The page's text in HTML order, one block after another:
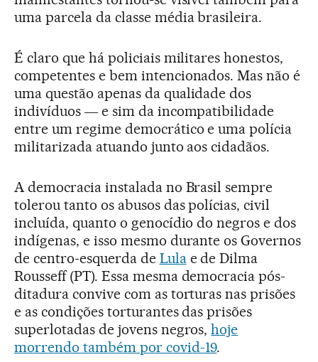
uma parcela da classe média brasileira.
É claro que há policiais militares honestos,
competentes e bem intencionados. Mas não é
uma questão apenas da qualidade dos
indivíduos ― e sim da incompatibilidade
entre um regime democrático e uma polícia
militarizada atuando junto aos cidadãos.
A democracia instalada no Brasil sempre
tolerou tanto os abusos das polícias, civil
incluída, quanto o genocídio do negros e dos
indígenas, e isso mesmo durante os Governos
de centro-esquerda de Lulae de Dilma
Rousseff (PT). Essa mesma democracia pós-
ditadura convive com as torturas nas prisões
e as condições torturantes das prisões
superlotadas de jovens negros,hoje
morrendo também por covid-19.